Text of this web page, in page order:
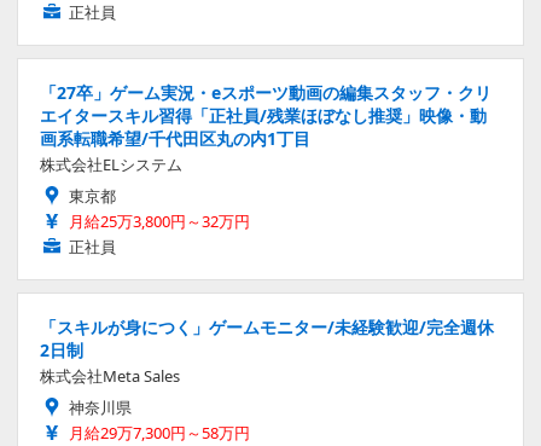
正社員
「27卒」ゲーム実況・eスポーツ動画の編集スタッフ・クリ
エイタースキル習得「正社員/残業ほぼなし推奨」映像・動
画系転職希望/千代田区丸の内1丁目
株式会社ELシステム
東京都
月給25万3,800円～32万円
正社員
「スキルが身につく」ゲームモニター/未経験歓迎/完全週休
2日制
株式会社Meta Sales
神奈川県
月給29万7,300円～58万円